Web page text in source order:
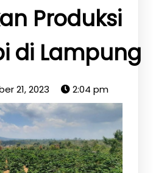
Produksi
di Lampung
21, 2023 2:04 pm